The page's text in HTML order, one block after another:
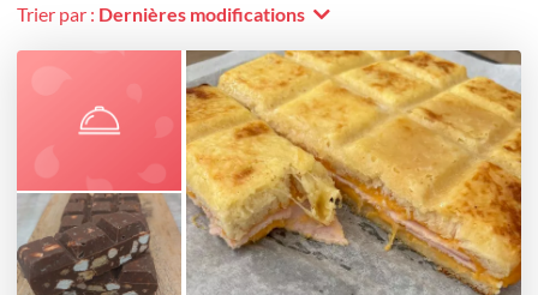
Trier par : Dernières modifications